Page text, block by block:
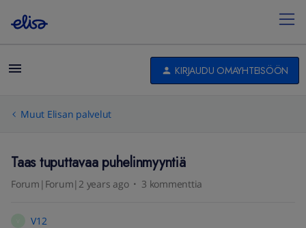
KIRJAUDU OMAYHTEISÖÖN
Muut Elisan palvelut
Taas tuputtavaa puhelinmyyntiä
Forum|Forum|2 years ago 3 kommenttia
V12